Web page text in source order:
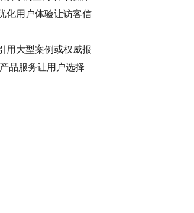
化用户体验让访客信
用大型案例或权威报
品服务让用户选择